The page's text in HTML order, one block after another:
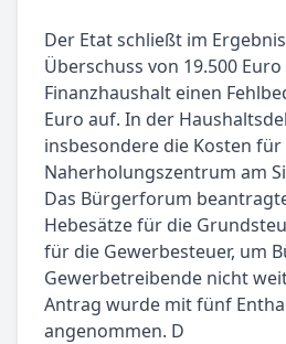
Der Etat schließt im
Überschuss von 19.500
Finanzhaushalt einen
Euro auf. In der
insbesondere die Kosten für
Naherholungszentrum am
Das Bürgerforum
Hebesätze für die
für die Gewerbesteuer, um
Gewerbetreibende nicht
Antrag wurde mit fünf
angenommen. D